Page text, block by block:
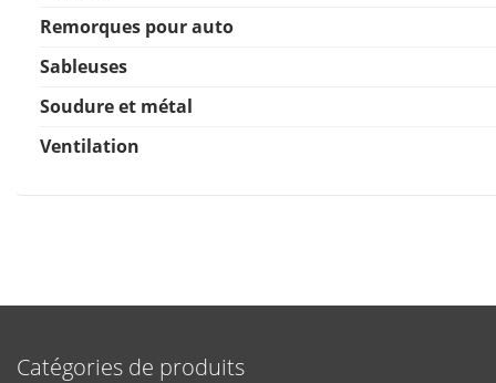
Remorques pour auto
Sableuses
Soudure et métal
Ventilation
Catégories de produits